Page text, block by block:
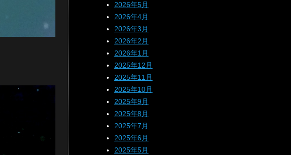
2026年5月
2026年4月
2026年3月
2026年2月
2026年1月
2025年12月
2025年11月
2025年10月
2025年9月
2025年8月
2025年7月
2025年6月
2025年5月